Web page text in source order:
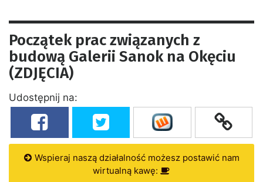
Początek prac związanych z
budową Galerii Sanok na Okęciu
(ZDJĘCIA)
Udostępnij na:
Wspieraj naszą działalność możesz postawić nam
wirtualną kawę: